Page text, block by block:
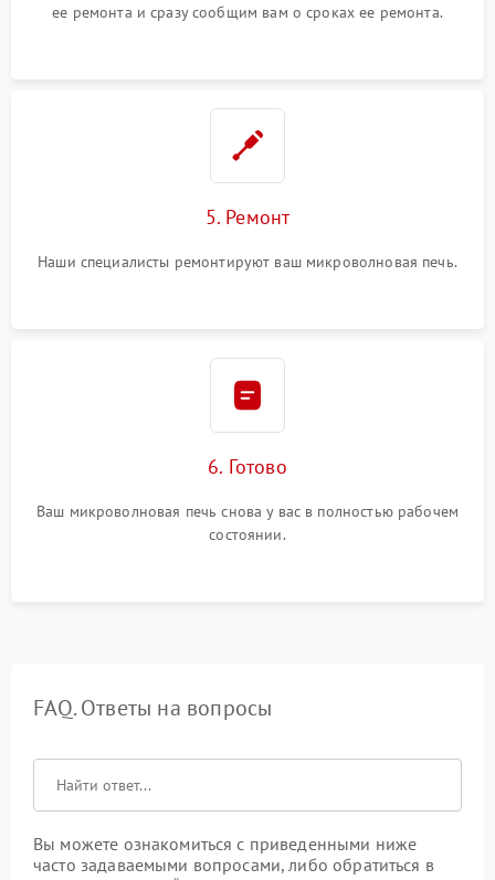
ее ремонта и сразу сообщим вам о сроках ее ремонта.
5. Ремонт
Наши специалисты ремонтируют ваш микроволновая печь.
6. Готово
Ваш микроволновая печь снова у вас в полностью рабочем
состоянии.
FAQ. Ответы на вопросы
Вы можете ознакомиться с приведенными ниже
часто задаваемыми вопросами, либо обратиться в